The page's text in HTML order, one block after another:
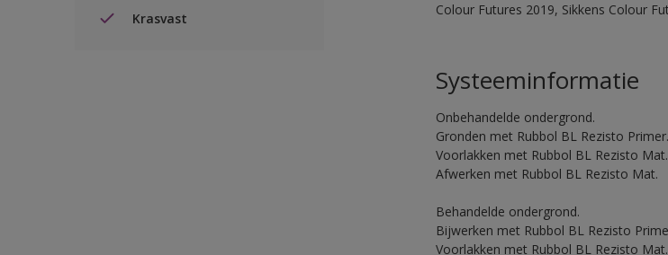
Krasvast
Colour Futures 2019, Sikkens Colour
Systeeminformatie
Onbehandelde ondergrond.
Gronden met Rubbol BL Rezisto Primer.
Voorlakken met Rubbol BL Rezisto Mat.
Afwerken met Rubbol BL Rezisto Mat.
Behandelde ondergrond.
Bijwerken met Rubbol BL Rezisto
Voorlakken met Rubbol BL Rezisto Mat.